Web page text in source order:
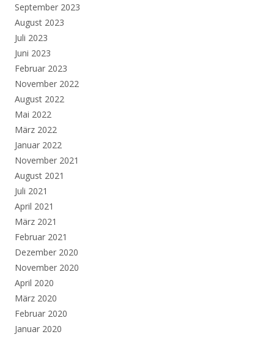
September 2023
August 2023
Juli 2023
Juni 2023
Februar 2023
November 2022
August 2022
Mai 2022
März 2022
Januar 2022
November 2021
August 2021
Juli 2021
April 2021
März 2021
Februar 2021
Dezember 2020
November 2020
April 2020
März 2020
Februar 2020
Januar 2020